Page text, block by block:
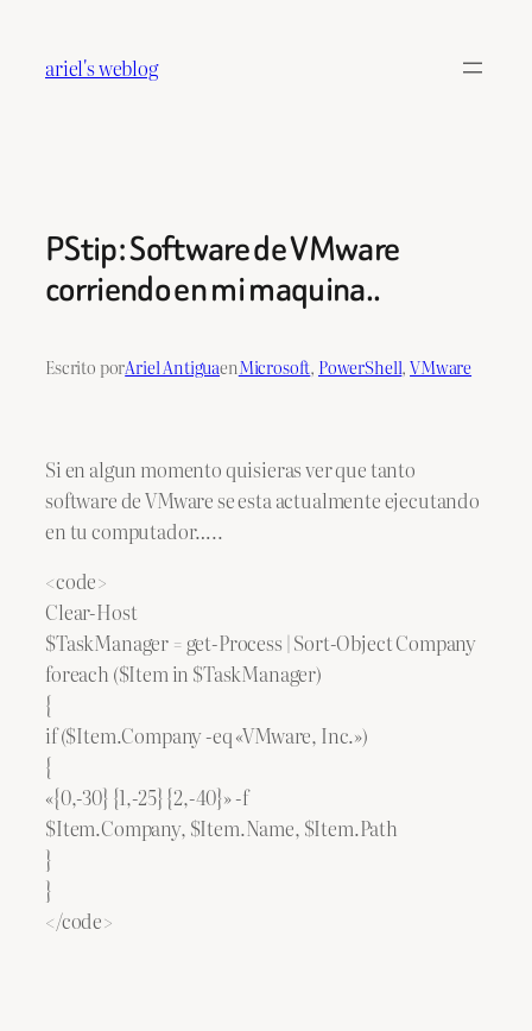
contenido
ariel's weblog
PStip: Software de VMware
corriendo en mi maquina..
Escrito porAriel AntiguaenMicrosoft, PowerShell, VMware
Si en algun momento quisieras ver que tanto
software de VMware se esta actualmente ejecutando
en tu computador…..
<code>
Clear-Host
$TaskManager = get-Process | Sort-Object Company
foreach ($Item in $TaskManager)
{
if ($Item.Company -eq «VMware, Inc.»)
{
«{0,-30} {1,-25} {2,-40}» -f
$Item.Company, $Item.Name, $Item.Path
}
}
</code>